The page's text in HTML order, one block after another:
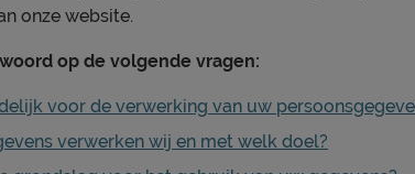
onze website.
op de volgende vragen:
voor de verwerking van uw
verwerken wij en met welk doel?